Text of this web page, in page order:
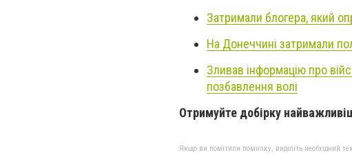
Затримали блогера, який
На Донеччині затримали
Зливав інформацію про
позбавлення волі
Отримуйте добірку
Якщо ви помітили помилку, виділіть необхідний